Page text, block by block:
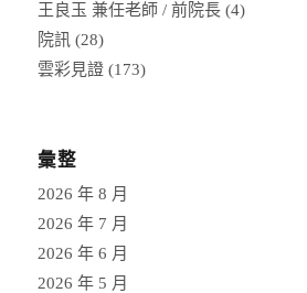
王良玉 兼任老師 / 前院長(4)
院訊 (28)
雲彩見證(173)
彙整
2026 年 8 月
2026 年 7 月
2026 年 6 月
2026 年 5 月